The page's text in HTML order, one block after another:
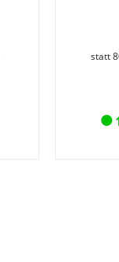
statt